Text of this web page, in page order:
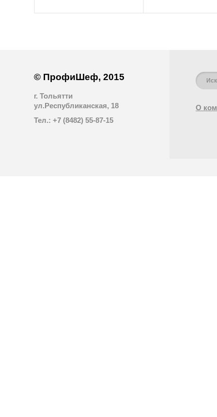
© ПрофиШеф, 2015
г. Тольятти
ул.Республиканская, 18
Тел.: +7 (8482) 55-87-15
О